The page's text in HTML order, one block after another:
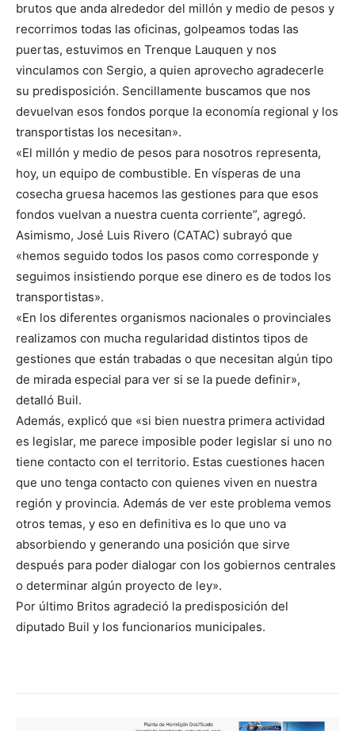
brutos que anda alrededor del millón y medio de pesos y
recorrimos todas las oficinas, golpeamos todas las
puertas, estuvimos en Trenque Lauquen y nos
vinculamos con Sergio, a quien aprovecho agradecerle
su predisposición. Sencillamente buscamos que nos
devuelvan esos fondos porque la economía regional y los
transportistas los necesitan».
«El millón y medio de pesos para nosotros representa,
hoy, un equipo de combustible. En vísperas de una
cosecha gruesa hacemos las gestiones para que esos
fondos vuelvan a nuestra cuenta corriente”, agregó.
Asimismo, José Luis Rivero (CATAC) subrayó que
«hemos seguido todos los pasos como corresponde y
seguimos insistiendo porque ese dinero es de todos los
transportistas».
«En los diferentes organismos nacionales o provinciales
realizamos con mucha regularidad distintos tipos de
gestiones que están trabadas o que necesitan algún tipo
de mirada especial para ver si se la puede definir»,
detalló Buil.
Además, explicó que «si bien nuestra primera actividad
es legislar, me parece imposible poder legislar si uno no
tiene contacto con el territorio. Estas cuestiones hacen
que uno tenga contacto con quienes viven en nuestra
región y provincia. Además de ver este problema vemos
otros temas, y eso en definitiva es lo que uno va
absorbiendo y generando una posición que sirve
después para poder dialogar con los gobiernos centrales
o determinar algún proyecto de ley».
Por último Britos agradeció la predisposición del
diputado Buil y los funcionarios municipales.